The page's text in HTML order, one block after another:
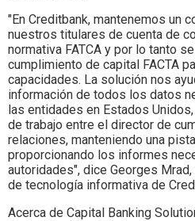
"En Creditbank, mantenemos un
nuestros titulares de cuenta de
normativa FATCA y por lo tanto
cumplimiento de capital FACTA
capacidades. La solución nos
información de todos los datos
las entidades en Estados
de trabajo entre el director de
relaciones, manteniendo una
proporcionando los informes
autoridades", dice Georges
de tecnología informativa de
Acerca de Capital Banking